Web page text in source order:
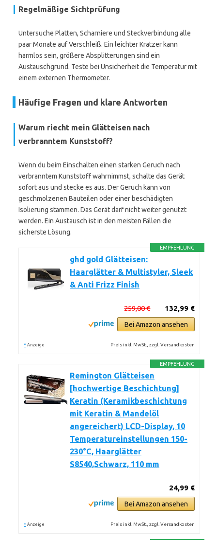
Regelmäßige Sichtprüfung
Untersuche Platten, Scharniere und Steckverbindung alle
paar Monate auf Verschleiß. Ein leichter Kratzer kann
harmlos sein, größere Absplitterungen sind ein
Austauschgrund. Teste bei Unsicherheit die Temperatur mit
einem externen Thermometer.
Häufige Fragen und klare Antworten
Warum riecht mein Glätteisen nach
verbranntem Kunststoff?
Wenn du beim Einschalten einen starken Geruch nach
verbranntem Kunststoff wahrnimmst, schalte das Gerät
sofort aus und stecke es aus. Der Geruch kann von
geschmolzenen Bauteilen oder einer beschädigten
Isolierung stammen. Das Gerät darf nicht weiter genutzt
werden. Ein Austausch ist in den meisten Fällen die
sicherste Lösung.
EMPFEHLUNG
ghd gold Glätteisen:
Haarglätter & Multistyler, Sleek
& Anti Frizz Finish
132,99 €
259,00 €
Bei Amazon ansehen
* Anzeige Preis inkl. MwSt., zzgl. Versandkosten
EMPFEHLUNG
Remington Glätteisen
[hochwertige Beschichtung]
Keratin (Keramikbeschichtung
mit Keratin & Mandelöl
angereichert) LCD-Display, 10
Temperatureinstellungen 150-
230°C, Haarglätter
S8540,Schwarz, 110 mm
24,99 €
Bei Amazon ansehen
* Anzeige Preis inkl. MwSt., zzgl. Versandkosten